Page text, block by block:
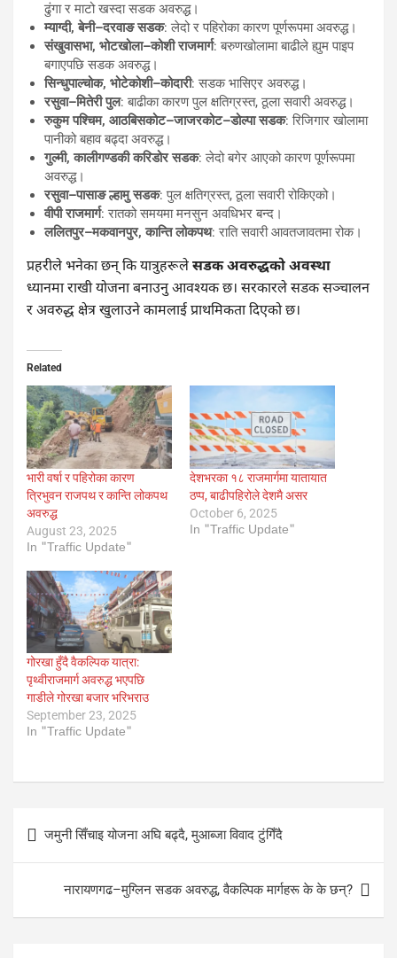
ढुंगा र माटो खस्दा सडक अवरुद्ध।
म्याग्दी, बेनी–दरवाङ सडक: लेदो र पहिरोका कारण पूर्णरूपमा अवरुद्ध।
संखुवासभा, भोटखोला–कोशी राजमार्ग: बरुणखोलामा बाढीले ह्युम पाइप
बगाएपछि सडक अवरुद्ध।
सिन्धुपाल्चोक, भोटेकोशी–कोदारी: सडक भासिएर अवरुद्ध।
रसुवा–मितेरी पुल: बाढीका कारण पुल क्षतिग्रस्त, ठूला सवारी अवरुद्ध।
रुकुम पश्चिम, आठबिसकोट–जाजरकोट–डोल्पा सडक: रिजिगार खोलामा
पानीको बहाव बढ्दा अवरुद्ध।
गुल्मी, कालीगण्डकी करिडोर सडक: लेदो बगेर आएको कारण पूर्णरूपमा
अवरुद्ध।
रसुवा–पासाङ ल्हामु सडक: पुल क्षतिग्रस्त, ठूला सवारी रोकिएको।
वीपी राजमार्ग: रातको समयमा मनसुन अवधिभर बन्द।
ललितपुर–मकवानपुर, कान्ति लोकपथ: राति सवारी आवतजावतमा रोक।
प्रहरीले भनेका छन् कि यात्रुहरूलेसडक अवरुद्धको अवस्था
ध्यानमा राखी योजना बनाउनु आवश्यक छ। सरकारले सडक सञ्चालन
र अवरुद्ध क्षेत्र खुलाउने कामलाई प्राथमिकता दिएको छ।
Related
भारी वर्षा र पहिरोका कारण
त्रिभुवन राजपथ र कान्ति लोकपथ
अवरुद्ध
August 23, 2025
In "Traffic Update"
देशभरका १८ राजमार्गमा यातायात
ठप्प, बाढीपहिरोले देशमै असर
October 6, 2025
In "Traffic Update"
गोरखा हुँदै वैकल्पिक यात्रा:
पृथ्वीराजमार्ग अवरुद्ध भएपछि
गाडीले गोरखा बजार भरिभराउ
September 23, 2025
In "Traffic Update"
navigation
जमुनी सिँचाइ योजना अघि बढ्दै, मुआब्जा विवाद टुंगिँदै
नारायणगढ–मुग्लिन सडक अवरुद्ध, वैकल्पिक मार्गहरू के के छन्?